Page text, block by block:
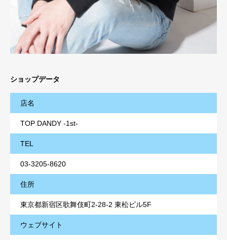
ショップデータ
店名
TOP DANDY -1st-
TEL
03-3205-8620
住所
東京都新宿区歌舞伎町2-28-2 東松ビル5F
ウェブサイト